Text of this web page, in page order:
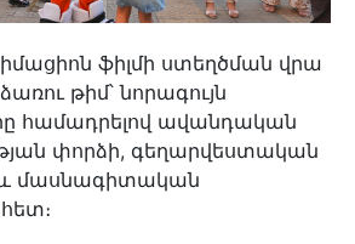
ֆիլմի ստեղծման վրա
թիմ՝ նորագույն
համադրելով ավանդական
փորձի, գեղարվեստական
և մասնագիտական